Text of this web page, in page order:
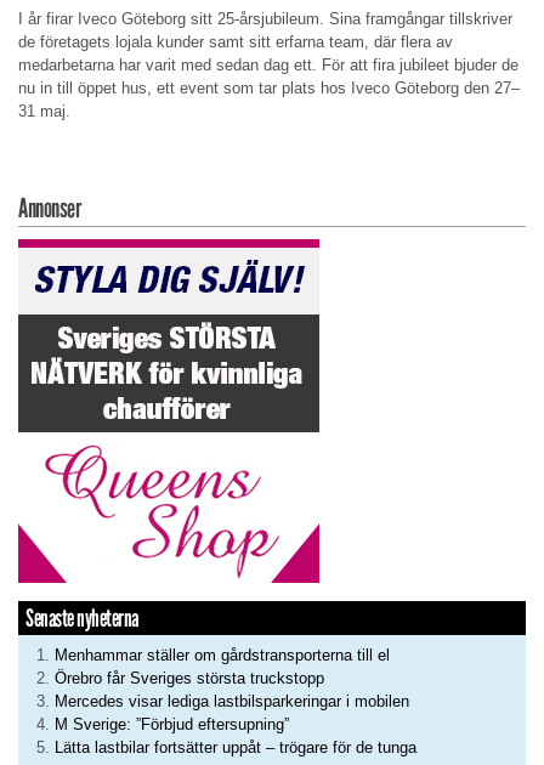
I år firar Iveco Göteborg sitt 25-årsjubileum. Sina framgångar tillskriver
de företagets lojala kunder samt sitt erfarna team, där flera av
medarbetarna har varit med sedan dag ett. För att fira jubileet bjuder de
nu in till öppet hus, ett event som tar plats hos Iveco Göteborg den 27–
31 maj.
Annonser
Senaste nyheterna
Menhammar ställer om gårdstransporterna till el
Örebro får Sveriges största truckstopp
Mercedes visar lediga lastbilsparkeringar i mobilen
M Sverige: ”Förbjud eftersupning”
Lätta lastbilar fortsätter uppåt – trögare för de tunga